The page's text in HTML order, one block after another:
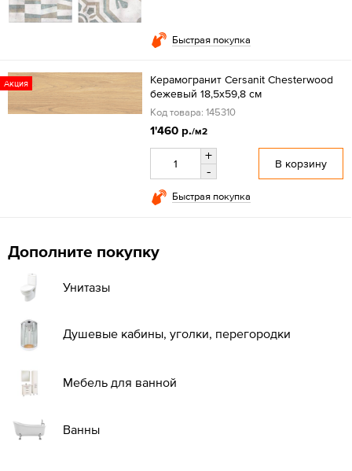
Быстрая покупка
Акция
Керамогранит Cersanit Chesterwood
бежевый 18,5x59,8 см
Код товара: 145310
1'460 р./м2
+
-
В корзину
Быстрая покупка
Дополните покупку
Унитазы
Душевые кабины, уголки, перегородки
Мебель для ванной
Ванны